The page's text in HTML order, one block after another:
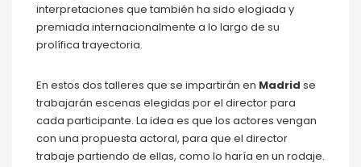
interpretaciones que también ha sido elogiada y
premiada internacionalmente a lo largo de su
prolífica trayectoria.
En estos dos talleres que se impartirán en Madrid se
trabajarán escenas elegidas por el director para
cada participante. La idea es que los actores vengan
con una propuesta actoral, para que el director
trabaje partiendo de ellas, como lo haría en un rodaje.